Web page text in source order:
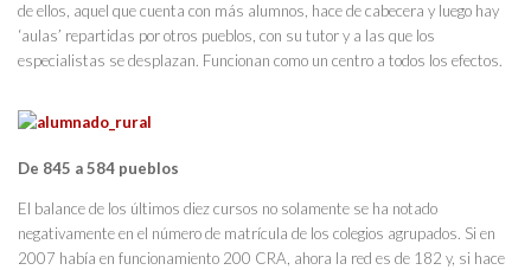
de ellos, aquel que cuenta con más alumnos, hace de cabecera y luego hay
‘aulas’ repartidas por otros pueblos, con su tutor y a las que los
especialistas se desplazan. Funcionan como un centro a todos los efectos.
De 845 a 584 pueblos
El balance de los últimos diez cursos no solamente se ha notado
negativamente en el número de matrícula de los colegios agrupados. Si en
2007 había en funcionamiento 200 CRA, ahora la red es de 182 y, si hace